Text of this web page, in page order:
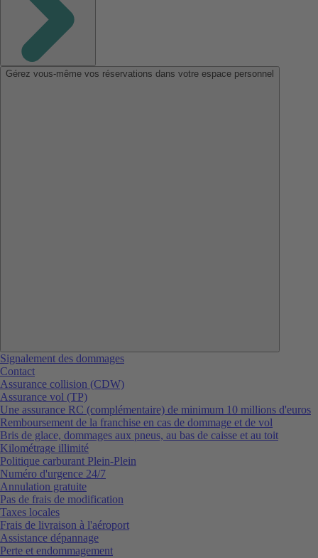
Gérez vous-même vos réservations dans votre espace personnel
Signalement des dommages
Contact
Assurance collision (CDW)
Assurance vol (TP)
Une assurance RC (complémentaire) de minimum 10 millions d'euros
Remboursement de la franchise en cas de dommage et de vol
Bris de glace, dommages aux pneus, au bas de caisse et au toit
Kilométrage illimité
Politique carburant Plein-Plein
Numéro d'urgence 24/7
Annulation gratuite
Pas de frais de modification
Taxes locales
Frais de livraison à l'aéroport
Assistance dépannage
Perte et endommagement